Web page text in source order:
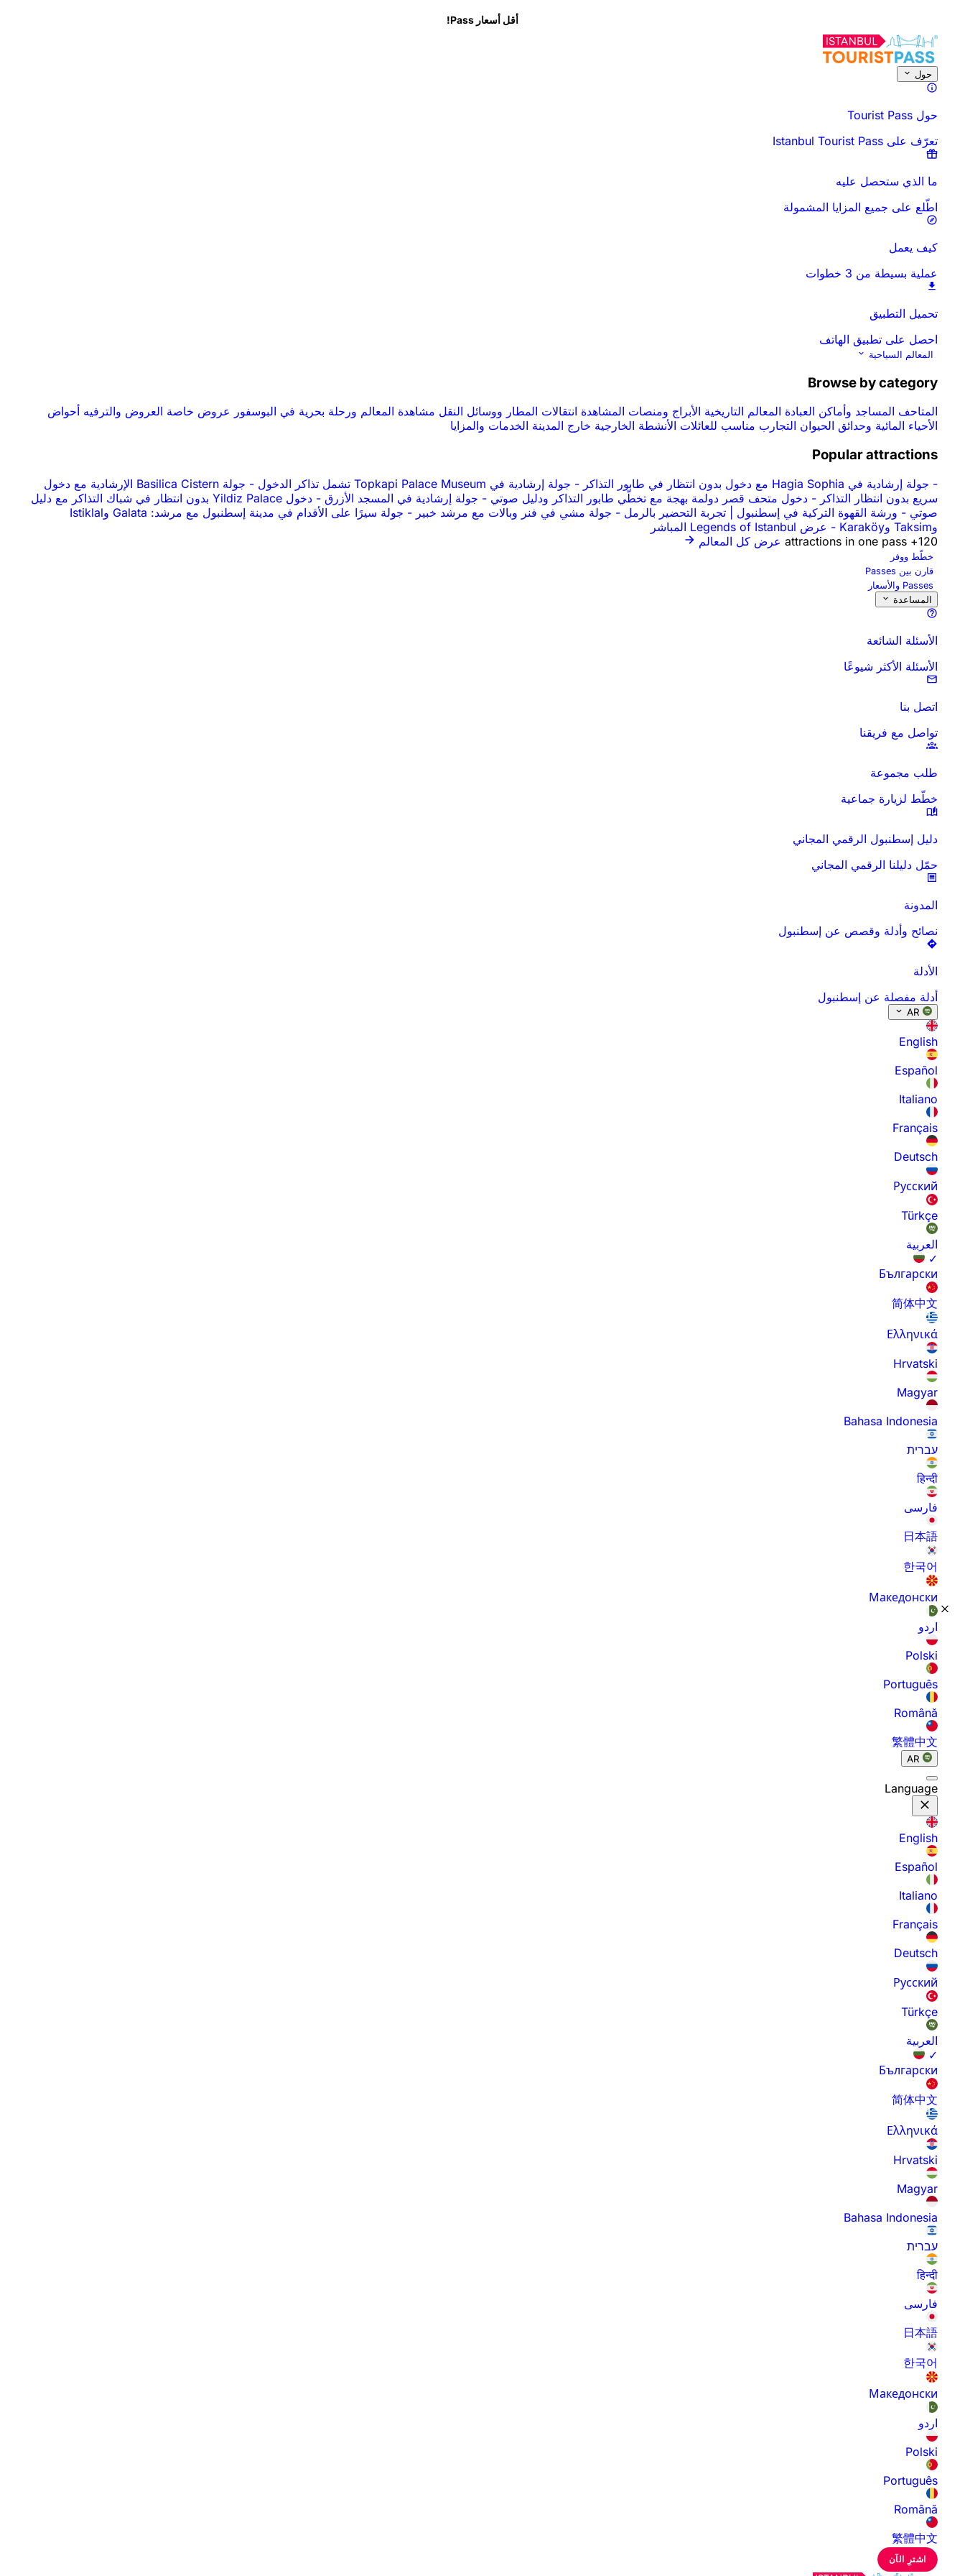
أقل أسعار Pass!
حول
حول Tourist Pass
تعرّف على Istanbul Tourist Pass
ما الذي ستحصل عليه
اطّلع على جميع المزايا المشمولة
كيف يعمل
عملية بسيطة من 3 خطوات
تحميل التطبيق
احصل على تطبيق الهاتف
المعالم السياحية
Browse by category
المتاحف المساجد وأماكن العبادة المعالم التاريخية الأبراج ومنصات المشاهدة انتقالات المطار ووسائل النقل مشاهدة المعالم ورحلة بحرية في البوسفور عروض خاصة العروض والترفيه أحواض
الأحياء المائية وحدائق الحيوان التجارب مناسب للعائلات الأنشطة الخارجية خارج المدينة الخدمات والمزايا
Popular attractions
- جولة إرشادية في Hagia Sophia مع دخول بدون انتظار في طابور التذاكر - جولة إرشادية في Topkapi Palace Museum تشمل تذاكر الدخول -
جولة Basilica Cistern الإرشادية مع دخول
سريع بدون انتظار التذاكر - دخول متحف قصر دولمة بهجة مع تخطّي طابور التذاكر ودليل صوتي - جولة إرشادية في المسجد الأزرق -
دخول Yildiz Palace بدون انتظار في شباك التذاكر مع دليل
صوتي - ورشة القهوة التركية في إسطنبول | تجربة التحضير بالرمل - جولة مشي في فنر وبالات مع مرشد خبير -
جولة سيرًا على الأقدام في مدينة إسطنبول مع مرشد: Galata وIstiklal
وTaksim وKaraköy
- عرض Legends of Istanbul المباشر
120+ attractions in one pass
عرض كل المعالم
خطّط ووفر
قارن بين Passes
Passes والأسعار
المساعدة
الأسئلة الشائعة
الأسئلة الأكثر شيوعًا
اتصل بنا
تواصل مع فريقنا
طلب مجموعة
خطّط لزيارة جماعية
دليل إسطنبول الرقمي المجاني
حمّل دليلنا الرقمي المجاني
المدونة
نصائح وأدلة وقصص عن إسطنبول
الأدلة
أدلة مفصلة عن إسطنبول
AR
English
Español
Italiano
Français
Deutsch
Русский
Türkçe
العربية
✓
Български
简体中文
Ελληνικά
Hrvatski
Magyar
Bahasa Indonesia
עברית
हिन्दी
فارسی
日本語
한국어
Македонски
اردو
Polski
Português
Română
繁體中文
AR
Language
English
Español
Italiano
Français
Deutsch
Русский
Türkçe
العربية
✓
Български
简体中文
Ελληνικά
Hrvatski
Magyar
Bahasa Indonesia
עברית
हिन्दी
فارسی
日本語
한국어
Македонски
اردو
Polski
Português
Română
繁體中文
اشترِ الآن